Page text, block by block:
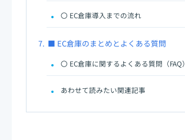
〇 EC倉庫導入までの流れ
7. ■ EC倉庫のまとめとよくある質問
〇 EC倉庫に関するよくある質問（FAQ）
あわせて読みたい関連記事